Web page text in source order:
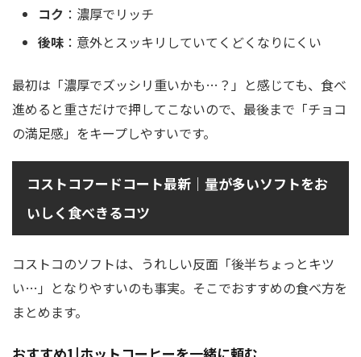
コク ：濃厚でリッチ
後味 ：意外とスッキリしていてくどくなりにくい
最初は「濃厚でズッシリ重いかも…？」と感じても、食べ
進めると重さだけで押してこないので、最後まで「チョコ
の満足感」をキープしやすいです。
コストコフードコート最新｜量が多いソフトをお
いしく食べきるコツ
コストコのソフトは、うれしい反面「後半ちょっとキツ
い…」となりやすいのも事実。そこでおすすめの食べ方を
まとめます。